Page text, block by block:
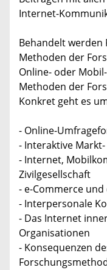
Internet-
Behandelt werden
Methoden der
Online- oder
Methoden der
Konkret geht es
- Online-
- Interaktive
- Internet,
Zivilgesellschaft
- e-Commerce
- Interpersonale
- Das Internet
Organisationen
- Konsequenzen